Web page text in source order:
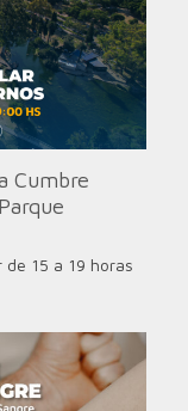
Cumbre
15 a 19 horas